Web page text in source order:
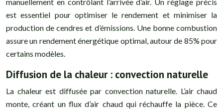
est essentiel pour optimiser le rendement et minimiser la
production de cendres et d’émissions. Une bonne combustion
assure un rendement énergétique optimal, autour de 85% pour
certains modèles.
Diffusion de la chaleur : convection naturelle
La chaleur est diffusée par convection naturelle. L’air chaud
monte, créant un flux d’air chaud qui réchauffe la pièce. Ce